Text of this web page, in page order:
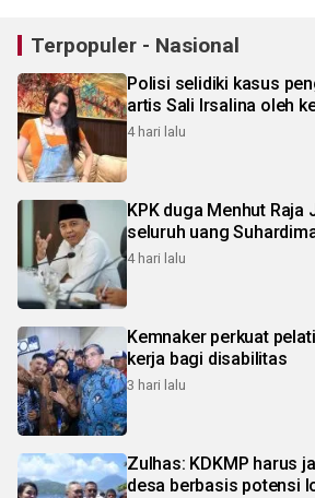
Terpopuler - Nasional
Polisi selidiki kasus
artis Sali Irsalina oleh
4 hari lalu
KPK duga Menhut Raja
seluruh uang
4 hari lalu
Kemnaker perkuat
kerja bagi disabilitas
3 hari lalu
Zulhas: KDKMP harus
desa berbasis potensi